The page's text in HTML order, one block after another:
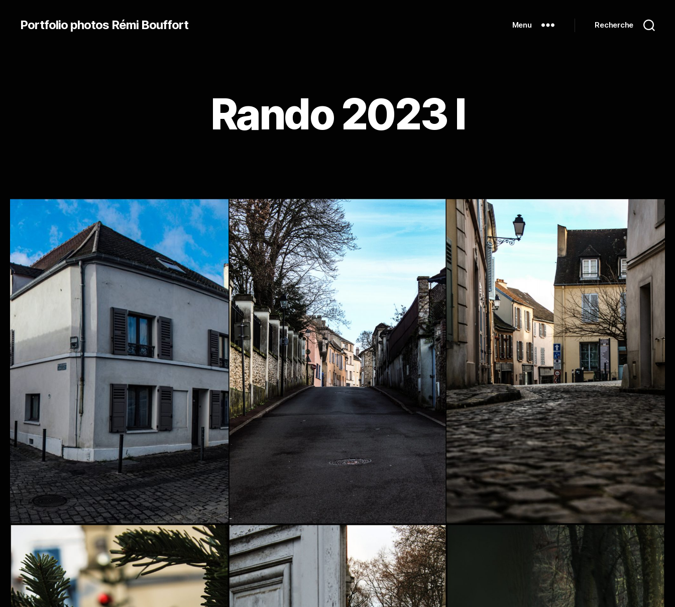
Portfolio photos Rémi Bouffort Menu Recherche
Rando 2023 I